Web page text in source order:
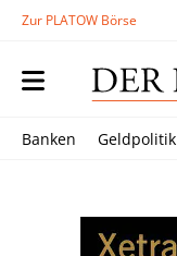
Zur PLATOW Börse
Banken Geldpolitik